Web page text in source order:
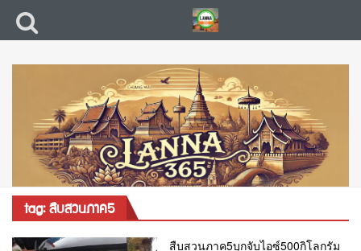
tag: สืบสวนภาค5
สืบสวนภาค5บุกจับไอซ์500กิโลกรัม